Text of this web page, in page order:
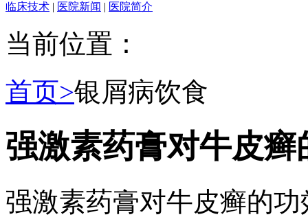
临床技术 | 医院新闻 | 医院简介
当前位置：
首页>银屑病饮食
强激素药膏对牛皮癣
强激素药膏对牛皮癣的